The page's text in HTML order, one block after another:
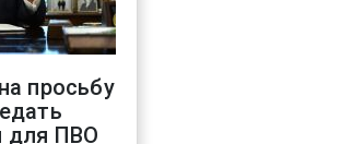
просьбу
для ПВО